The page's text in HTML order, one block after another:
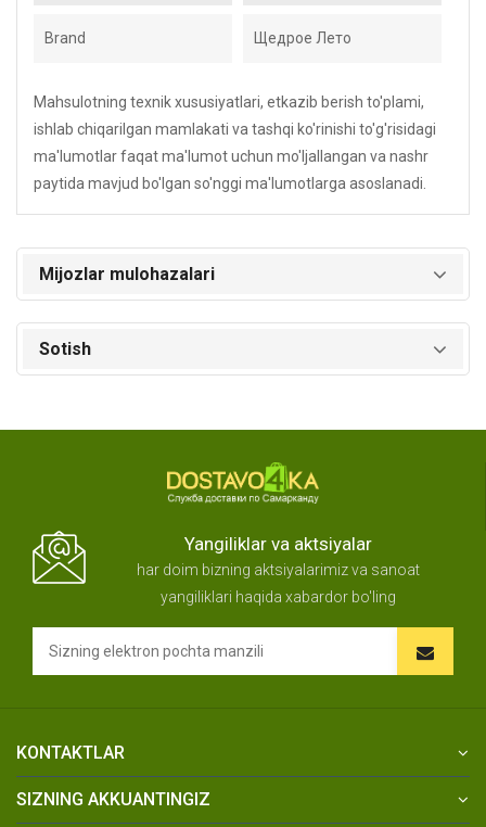
Brand Щедрое Лето
Mahsulotning texnik xususiyatlari, etkazib berish to'plami,
ishlab chiqarilgan mamlakati va tashqi ko'rinishi to'g'risidagi
ma'lumotlar faqat ma'lumot uchun mo'ljallangan va nashr
paytida mavjud bo'lgan so'nggi ma'lumotlarga asoslanadi.
Mijozlar mulohazalari
Sotish
Yangiliklar va aktsiyalar
har doim bizning aktsiyalarimiz va sanoat
yangiliklari haqida xabardor bo'ling
KONTAKTLAR
SIZNING AKKUANTINGIZ